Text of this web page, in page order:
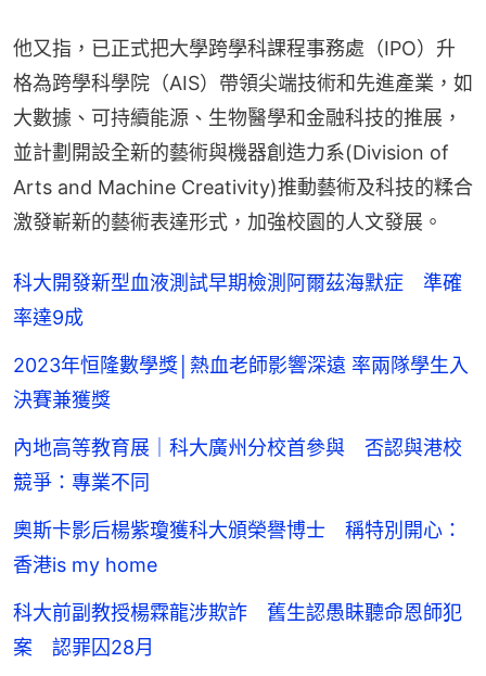
他又指，已正式把大學跨學科課程事務處（IPO）升
格為跨學科學院（AIS）帶領尖端技術和先進產業，如
大數據、可持續能源、生物醫學和金融科技的推展，
並計劃開設全新的藝術與機器創造力系(Division of
Arts and Machine Creativity)推動藝術及科技的糅合
激發嶄新的藝術表達形式，加強校園的人文發展。
科大開發新型血液測試早期檢測阿爾茲海默症 準確
率達9成
2023年恒隆數學獎│熱血老師影響深遠 率兩隊學生入
決賽兼獲獎
內地高等教育展｜科大廣州分校首參與 否認與港校
競爭：專業不同
奧斯卡影后楊紫瓊獲科大頒榮譽博士 稱特別開心：
香港is my home
科大前副教授楊霖龍涉欺詐 舊生認愚眛聽命恩師犯
案 認罪囚28月